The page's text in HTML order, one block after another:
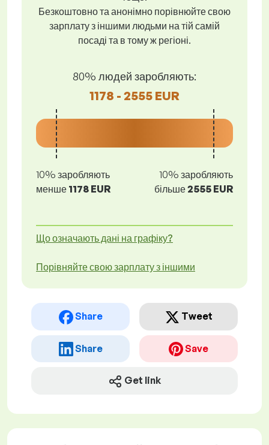
Безкоштовно та анонімно порівнюйте свою
зарплату з іншими людьми на тій самій
посаді та в тому ж регіоні.
80% людей заробляють:
1178 - 2555 EUR
10% заробляють
менше 1178 EUR
10% заробляють
більше2555 EUR
Що означають дані на графіку?
Порівняйте свою зарплату з іншими
Share Tweet
Share Save
Get link